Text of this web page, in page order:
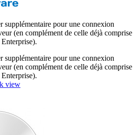
supplémentaire pour une connexion
(en complément de celle déjà comprise
supplémentaire pour une connexion
(en complément de celle déjà comprise
view